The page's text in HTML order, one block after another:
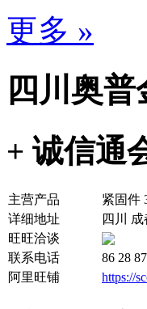
更多 »
四川奥
+ 诚信通
主营产品
紧固件
详细地址
四川
旺旺洽谈
联系电话
86 28
阿里旺铺
https://